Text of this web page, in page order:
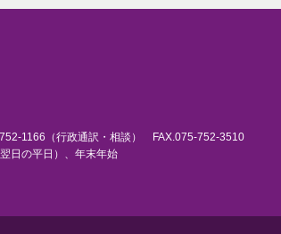
1166（行政通訳・相談） FAX.075-752-3510
日の平日）、年末年始